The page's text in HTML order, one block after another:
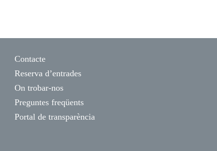
Contacte
Reserva d’entrades
On trobar-nos
Preguntes freqüents
Portal de transparència